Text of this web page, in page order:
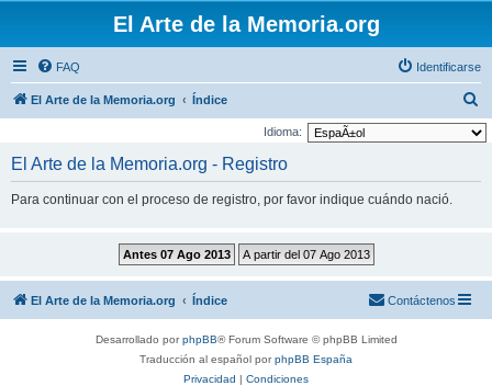
El Arte de la Memoria.org
FAQ Identificarse
El Arte de la Memoria.org Índice
u
Idioma:
El Arte de la Memoria.org - Registro
Para continuar con el proceso de registro, por favor indique cuándo nació.
El Arte de la Memoria.org Índice Contáctenos
Desarrollado porphpBB® Forum Software © phpBB Limited
Traducción al español porphpBB España
Privacidad | Condiciones